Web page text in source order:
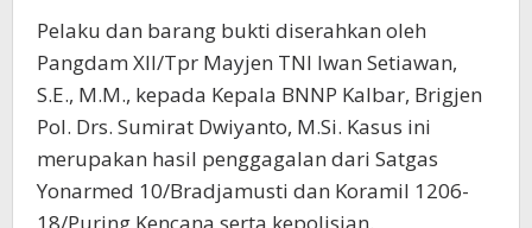
Pelaku dan barang bukti diserahkan oleh
Pangdam XII/Tpr Mayjen TNI Iwan Setiawan,
S.E., M.M., kepada Kepala BNNP Kalbar, Brigjen
Pol. Drs. Sumirat Dwiyanto, M.Si. Kasus ini
merupakan hasil penggagalan dari Satgas
Yonarmed 10/Bradjamusti dan Koramil 1206-